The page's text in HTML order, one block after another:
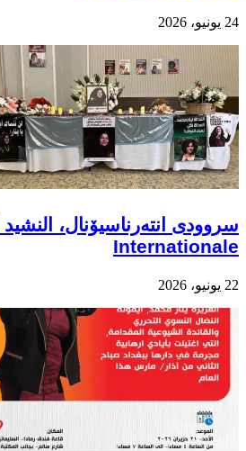
24 يونيو، 2026
سروودی انتەرناسیۆنال، النشيد
Internationale
22 يونيو، 2026